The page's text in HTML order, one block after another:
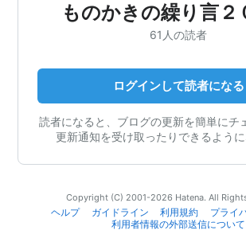
ものかきの繰り言２
61人の読者
ログインして読者になる
読者になると、ブログの更新を簡単にチ
更新通知を受け取ったりできるように
Copyright (C) 2001-2026 Hatena. All
ヘルプ
ガイドライン 利用規約
プライ
利用者情報の外部送信について